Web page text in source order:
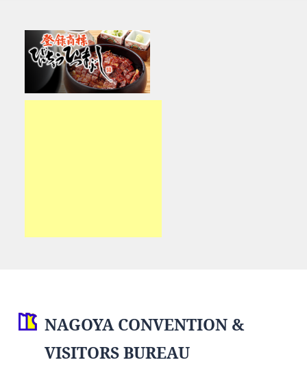
NAGOYA CONVENTION &
VISITORS BUREAU